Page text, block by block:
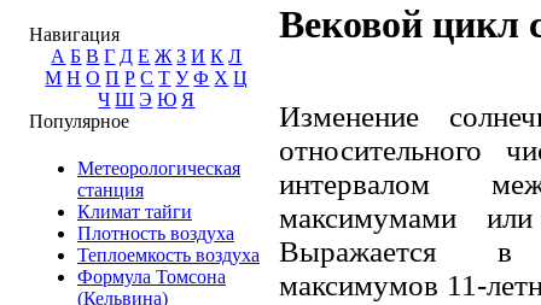
Навигация
А Б В Г Д Е Ж З И К Л
М Н О П Р С Т У Ф Х Ц
Ч Ш Э Ю Я
Популярное
Метеорологическая
станция
Климат тайги
Плотность воздуха
Теплоемкость воздуха
Формула Томсона
(Кельвина)
Вековой цикл
Изменение
относительного
интервалом
максимумами
Выражается в
максимумов 11-